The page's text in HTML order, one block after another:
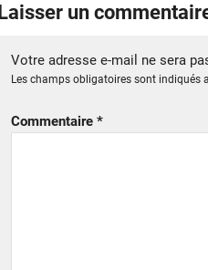
Laisser un
Votre adresse e-mail ne sera
Les champs obligatoires sont indiqués
Commentaire *